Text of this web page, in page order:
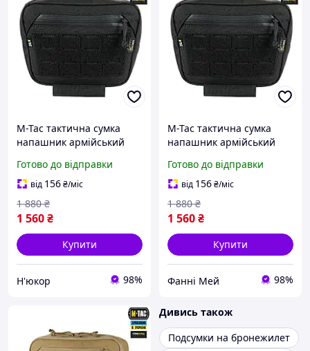
M-Tac тактична сумка
напашник армійський
кріпленням на
плитоноску Molle Large
Elite Black
Готово до відправки
від 156₴/міс
1 560₴
1 880 ₴
Купити
Н'юкор 98%
M-Tac тактична сумка
напашник армійський
кріпленням на
плитоноску Molle Large
Elite Black
Готово до відправки
від 156₴/міс
1 560₴
1 880 ₴
Купити
Фанні Мей 98%
Дивись також
Подсумки на бронежилет